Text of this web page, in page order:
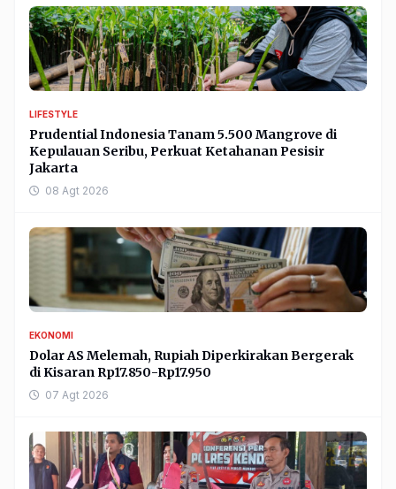
LIFESTYLE
Prudential Indonesia Tanam 5.500 Mangrove di
Kepulauan Seribu, Perkuat Ketahanan Pesisir
Jakarta
08 Agt 2026
EKONOMI
Dolar AS Melemah, Rupiah Diperkirakan Bergerak
di Kisaran Rp17.850-Rp17.950
07 Agt 2026